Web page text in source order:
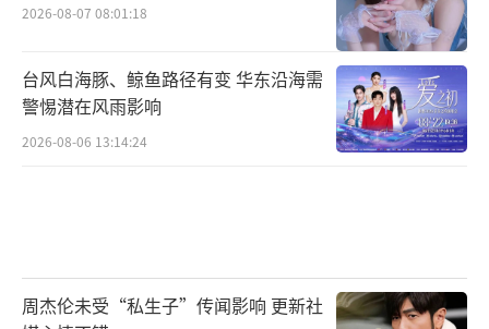
音乐会《世界的尽头》上海站排练照
这场音乐会是三宝多年的夙愿,而上海之行
也将成为这次音乐会的收官之战。从筹备这场
信于是我坚持》所传达的一样:“在我们这个世
2026-08-07 08:01:18
台风白海豚、鲸鱼路径有变 华东沿海需
警惕潜在风雨影响
2026-08-06 13:14:24
周杰伦未受“私生子”传闻影响 更新社